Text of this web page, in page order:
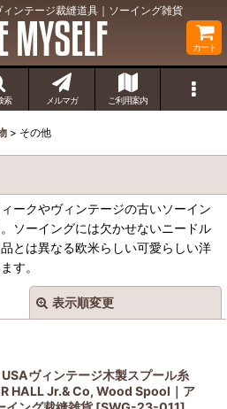
ンテージ裁縫道具｜ソーイング雑貨
カート
索 メルマガ ご利用案内
> その他
ークやヴィンテージの古いソーイン
ソーイングには欠かせないニードル
とは異なる欧米らしい可愛らしい洋
す。
表示順変更
USAヴィンテージ木製スプール糸
HALL Jr.& Co, Wood Spool｜ア